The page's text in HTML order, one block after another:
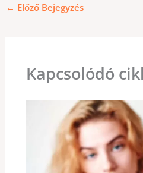
← Előző Bejegyzés
Kapcsolódó